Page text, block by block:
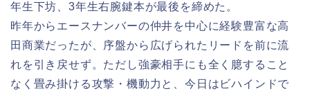
年生下坊、3年生右腕鍵本が最後を締めた。
昨年からエースナンバーの仲井を中心に経験豊富な高
田商業だったが、序盤から広げられたリードを前に流
れを引き戻せず。ただし強豪相手にも全く臆すること
なく畳み掛ける攻撃・機動力と、今日はビハインドで